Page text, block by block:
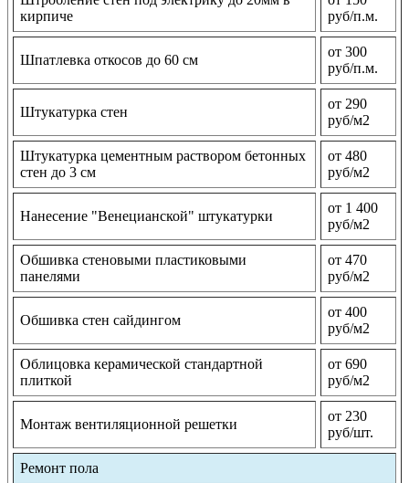
кирпиче
руб/п.м.
Шпатлевка откосов до 60 см
от 300
руб/п.м.
Штукатурка стен
от 290
руб/м2
Штукатурка цементным раствором бетонных
стен до 3 см
от 480
руб/м2
Нанесение "Венецианской" штукатурки
от 1 400
руб/м2
Обшивка стеновыми пластиковыми
панелями
от 470
руб/м2
Обшивка стен сайдингом
от 400
руб/м2
Облицовка керамической стандартной
плиткой
от 690
руб/м2
Монтаж вентиляционной решетки
от 230
руб/шт.
Ремонт пола